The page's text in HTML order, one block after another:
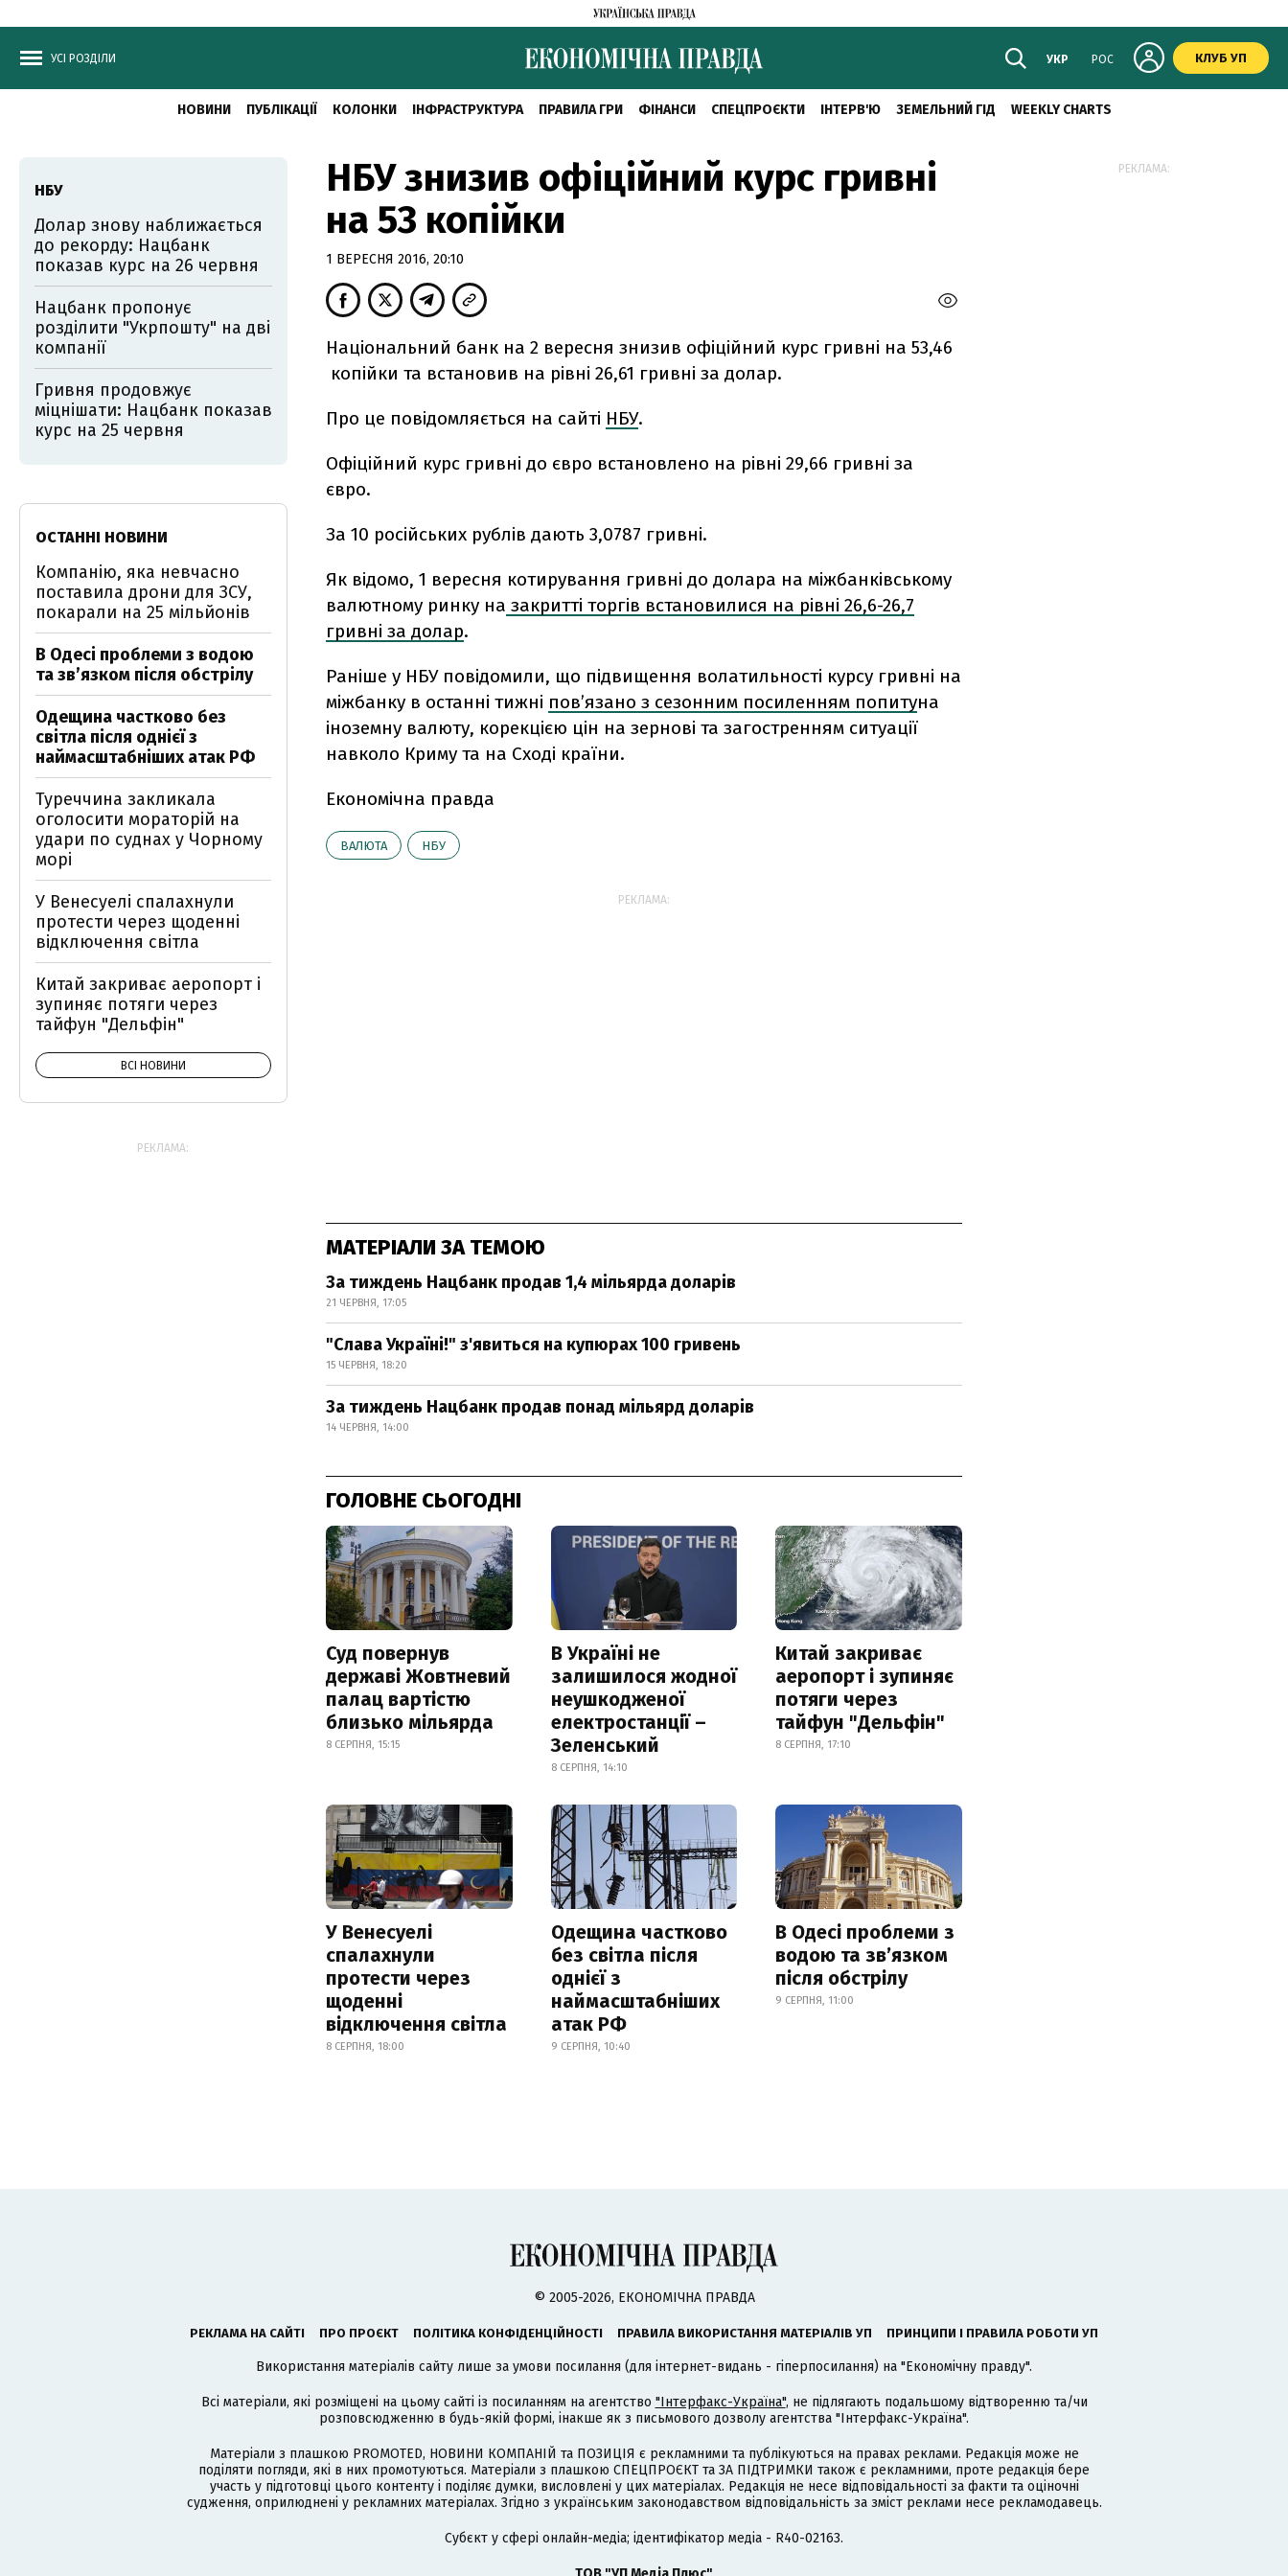
УСІ РОЗДІЛИ УКР РОС КЛУБ УП
НОВИНИ ПУБЛІКАЦІЇ КОЛОНКИ ІНФРАСТРУКТУРА ПРАВИЛА ГРИ ФІНАНСИ СПЕЦПРОЄКТИ ІНТЕРВ'Ю ЗЕМЕЛЬНИЙ ГІД WEEKLY CHARTS
НБУ знизив офіційний курс гривні
на 53 копійки
1 ВЕРЕСНЯ 2016, 20:10
Національний банк на 2 вересня знизив офіційний курс гривні на 53,46
копійки та встановив на рівні 26,61 гривні за долар.
Про це повідомляється на сайті НБУ.
Офіційний курс гривні до євро встановлено на рівні 29,66 гривні за
євро.
За 10 російських рублів дають 3,0787 гривні.
Як відомо, 1 вересня котирування гривні до долара на міжбанківському
валютному ринку на закритті торгів встановилися на рівні 26,6-26,7
гривні за долар.
Раніше у НБУ повідомили, що підвищення волатильності курсу гривні на
міжбанку в останні тижні пов’язано з сезонним посиленням попитуна
іноземну валюту, корекцією цін на зернові та загостренням ситуації
навколо Криму та на Сході країни.
Економічна правда
ВАЛЮТА НБУ
РЕКЛАМА:
МАТЕРІАЛИ ЗА ТЕМОЮ
За тиждень Нацбанк продав 1,4 мільярда доларів
21 ЧЕРВНЯ, 17:05
"Слава Україні!" з'явиться на купюрах 100 гривень
15 ЧЕРВНЯ, 18:20
За тиждень Нацбанк продав понад мільярд доларів
14 ЧЕРВНЯ, 14:00
ГОЛОВНЕ СЬОГОДНІ
Суд повернув
державі Жовтневий
палац вартістю
близько мільярда
8 СЕРПНЯ, 15:15
В Україні не
залишилося жодної
неушкодженої
електростанції –
Зеленський
8 СЕРПНЯ, 14:10
Китай закриває
аеропорт і зупиняє
потяги через
тайфун "Дельфін"
8 СЕРПНЯ, 17:10
У Венесуелі
спалахнули
протести через
щоденні
відключення світла
8 СЕРПНЯ, 18:00
Одещина частково
без світла після
однієї з
наймасштабніших
атак РФ
9 СЕРПНЯ, 10:40
В Одесі проблеми з
водою та звʼязком
після обстрілу
9 СЕРПНЯ, 11:00
НБУ
Долар знову наближається
до рекорду: Нацбанк
показав курс на 26 червня
Нацбанк пропонує
розділити "Укрпошту" на дві
компанії
Гривня продовжує
міцнішати: Нацбанк показав
курс на 25 червня
ОСТАННІ НОВИНИ
Компанію, яка невчасно
поставила дрони для ЗСУ,
покарали на 25 мільйонів
В Одесі проблеми з водою
та звʼязком після обстрілу
Одещина частково без
світла після однієї з
наймасштабніших атак РФ
Туреччина закликала
оголосити мораторій на
удари по суднах у Чорному
морі
У Венесуелі спалахнули
протести через щоденні
відключення світла
Китай закриває аеропорт і
зупиняє потяги через
тайфун "Дельфін"
ВСІ НОВИНИ
РЕКЛАМА:
РЕКЛАМА:
© 2005-2026, ЕКОНОМІЧНА ПРАВДА
РЕКЛАМА НА САЙТІ ПРО ПРОЄКТ ПОЛІТИКА КОНФІДЕНЦІЙНОСТІ ПРАВИЛА ВИКОРИСТАННЯ МАТЕРІАЛІВ УП ПРИНЦИПИ І ПРАВИЛА РОБОТИ УП
Використання матеріалів сайту лише за умови посилання (для інтернет-видань - гіперпосилання) на "Економічну правду".
Всі матеріали, які розміщені на цьому сайті із посиланням на агентство "Інтерфакс-Україна", не підлягають подальшому відтворенню та/чи
розповсюдженню в будь-якій формі, інакше як з письмового дозволу агентства "Інтерфакс-Україна".
Матеріали з плашкою PROMOTED, НОВИНИ КОМПАНІЙ та ПОЗИЦІЯ є рекламними та публікуються на правах реклами. Редакція може не
поділяти погляди, які в них промотуються. Матеріали з плашкою СПЕЦПРОЄКТ та ЗА ПІДТРИМКИ також є рекламними, проте редакція бере
участь у підготовці цього контенту і поділяє думки, висловлені у цих матеріалах. Редакція не несе відповідальності за факти та оціночні
судження, оприлюднені у рекламних матеріалах. Згідно з українським законодавством відповідальність за зміст реклами несе рекламодавець.
Cубєкт у сфері онлайн-медіа; ідентифікатор медіа - R40-02163.